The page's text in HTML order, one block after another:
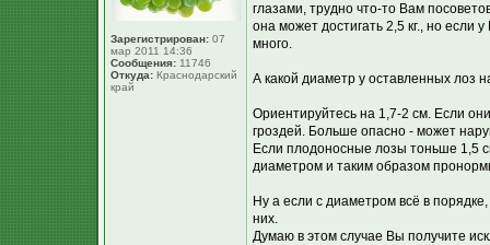
Зарегистрирован: 07
мар 2011 14:36
Сообщения: 11746
Откуда: Краснодарский
край
глазами, трудно что-то Вам
она может достигать 2,5 кг., но если
много.
А какой диаметр у оставленных лоз
Ориентируйтесь на 1,7-2 см. Если
гроздей. Больше опасно - может
Если плодоносные лозы тоньше 1,5
диаметром и таким образом
Ну а если с диаметром всё в порядке,
них.
Думаю в этом случае Вы получите